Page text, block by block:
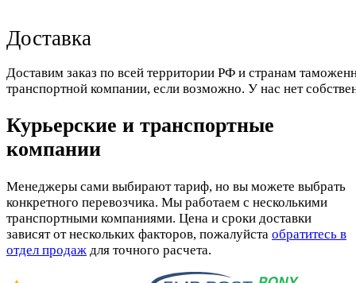
Доставка
Доставим заказ по всей территории РФ и странам
транспортной компании, если возможно. У нас нет
Курьерские и транспортные
компании
Менеджеры сами выбирают тариф, но вы можете выбрать
конкретного перевозчика. Мы работаем с несколькими
транспортными компаниями. Цена и сроки доставки
зависят от нескольких факторов, пожалуйста обратитесь в
отдел продаж для точного расчета.